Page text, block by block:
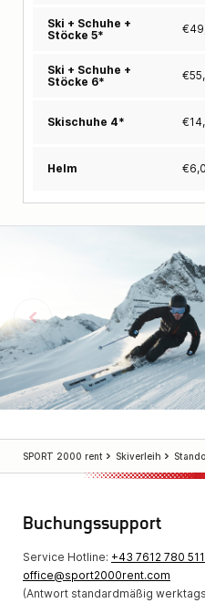
Ski + Schuhe +
Stöcke 5*
€
Ski + Schuhe +
Stöcke 6*
€
Skischuhe 4* €
Helm €
SPORT 2000 rent Skiverleih
Buchungssupport
Service Hotline: +43 7612 780 511
office@sport2000rent.com
(Antwort standardmäßig